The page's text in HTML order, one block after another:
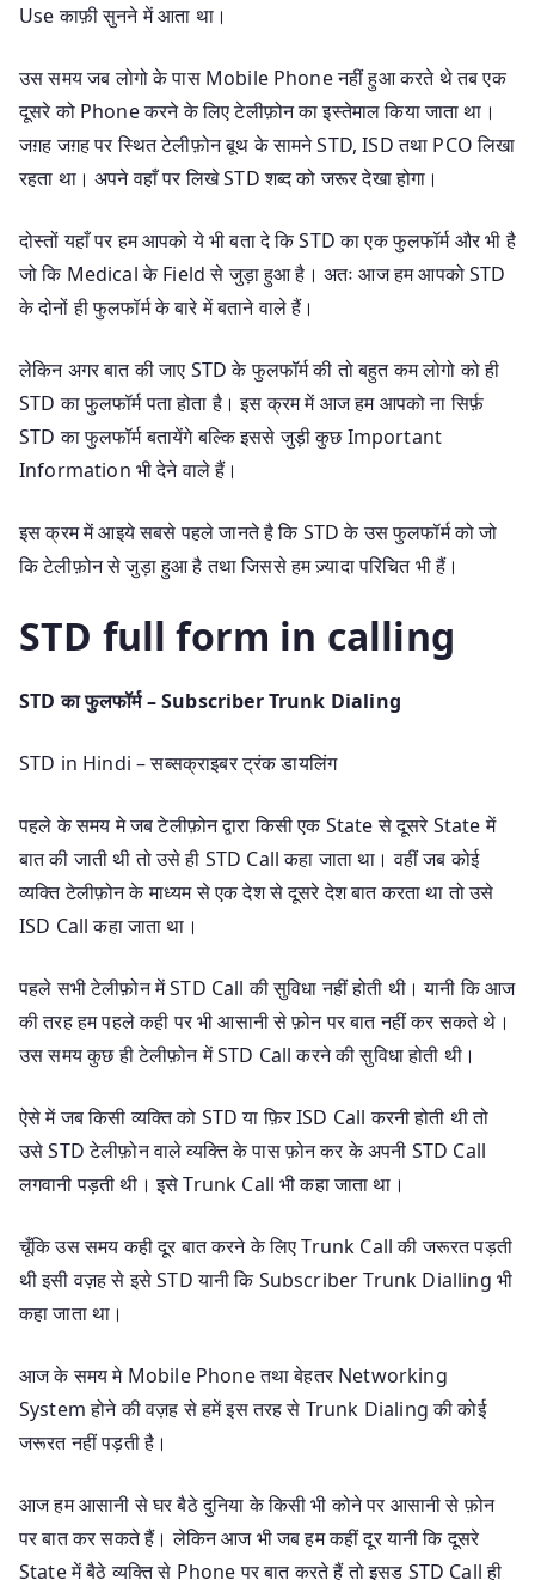
Use काफ़ी सुनने में आता था।
उस समय जब लोगो के पास Mobile Phone नहीं हुआ करते थे तब एक
दूसरे को Phone करने के लिए टेलीफ़ोन का इस्तेमाल किया जाता था।
जग़ह जग़ह पर स्थित टेलीफ़ोन बूथ के सामने STD, ISD तथा PCO लिखा
रहता था। अपने वहाँ पर लिखे STD शब्द को जरूर देखा होगा।
दोस्तों यहाँ पर हम आपको ये भी बता दे कि STD का एक फुलफॉर्म और भी है
जो कि Medical के Field से जुड़ा हुआ है। अतः आज हम आपको STD
के दोनों ही फुलफॉर्म के बारे में बताने वाले हैं।
लेकिन अगर बात की जाए STD के फुलफॉर्म की तो बहुत कम लोगो को ही
STD का फुलफॉर्म पता होता है। इस क्रम में आज हम आपको ना सिर्फ़
STD का फुलफॉर्म बतायेंगे बल्कि इससे जुड़ी कुछ Important
Information भी देने वाले हैं।
इस क्रम में आइये सबसे पहले जानते है कि STD के उस फुलफॉर्म को जो
कि टेलीफ़ोन से जुड़ा हुआ है तथा जिससे हम ज़्यादा परिचित भी हैं।
STD full form in calling
STD का फुलफॉर्म –Subscriber Trunk Dialing
STD in Hindi – सब्सक्राइबर ट्रंक डायलिंग
पहले के समय मे जब टेलीफ़ोन द्वारा किसी एक State से दूसरे State में
बात की जाती थी तो उसे ही STD Call कहा जाता था। वहीं जब कोई
व्यक्ति टेलीफ़ोन के माध्यम से एक देश से दूसरे देश बात करता था तो उसे
ISD Call कहा जाता था।
पहले सभी टेलीफ़ोन में STD Call की सुविधा नहीं होती थी। यानी कि आज
की तरह हम पहले कही पर भी आसानी से फ़ोन पर बात नहीं कर सकते थे।
उस समय कुछ ही टेलीफ़ोन में STD Call करने की सुविधा होती थी।
ऐसे में जब किसी व्यक्ति को STD या फ़िर ISD Call करनी होती थी तो
उसे STD टेलीफ़ोन वाले व्यक्ति के पास फ़ोन कर के अपनी STD Call
लगवानी पड़ती थी। इसे Trunk Call भी कहा जाता था।
चूँकि उस समय कही दूर बात करने के लिए Trunk Call की जरूरत पड़ती
थी इसी वज़ह से इसे STD यानी कि Subscriber Trunk Dialling भी
कहा जाता था।
आज के समय मे Mobile Phone तथा बेहतर Networking
System होने की वज़ह से हमें इस तरह से Trunk Dialing की कोई
जरूरत नहीं पड़ती है।
आज हम आसानी से घर बैठे दुनिया के किसी भी कोने पर आसानी से फ़ोन
पर बात कर सकते हैं। लेकिन आज भी जब हम कहीं दूर यानी कि दूसरे
State में बैठे व्यक्ति से Phone पर बात करते हैं तो इसड STD Call ही